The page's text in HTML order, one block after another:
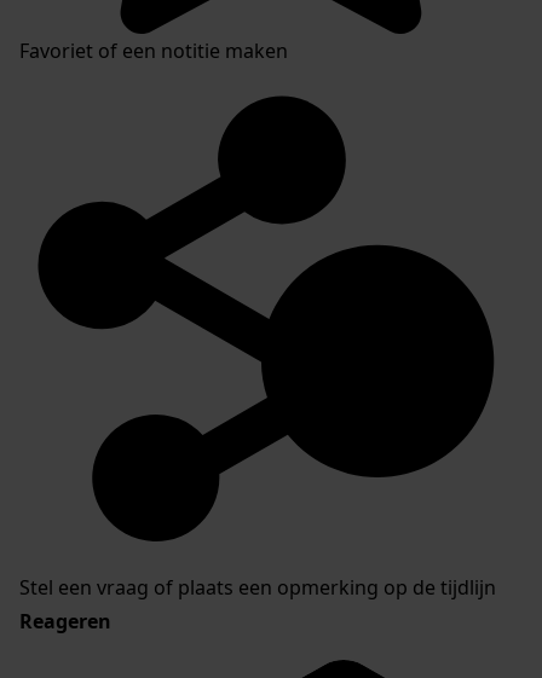
Favoriet of een notitie maken
Stel een vraag of plaats een opmerking op de tijdlijn
Reageren